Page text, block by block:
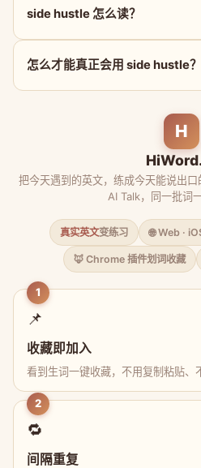
side hustle 怎么读？
怎么才能真正会用 side hustle？
H
把今天遇到的英文，练成今天能说出
AI Talk，同一批词
真实英文变练习 🌐 Web ·
🦊 Chrome 插件划词收藏
1
📌
收藏即加入
看到生词一键收藏，不用复制粘贴、
2
🔁
间隔重复